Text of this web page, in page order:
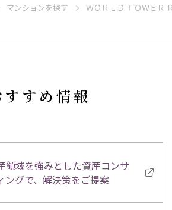
マンションを探す ＷＯＲＬＤ ＴＯＷＥＲ
すすめ情報
領域を強みとした資産コンサ
ングで、解決策をご提案